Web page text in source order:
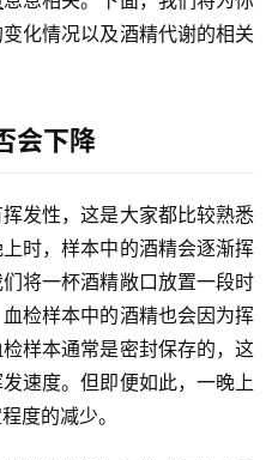
化情况以及酒精代谢的相关
会下降
性，这是大家都比较熟悉
时，样本中的酒精会逐渐挥
将一杯酒精敞口放置一段时
检样本中的酒精也会因为挥
样本通常是密封保存的，这
速度。但即便如此，一晚上
度的减少。